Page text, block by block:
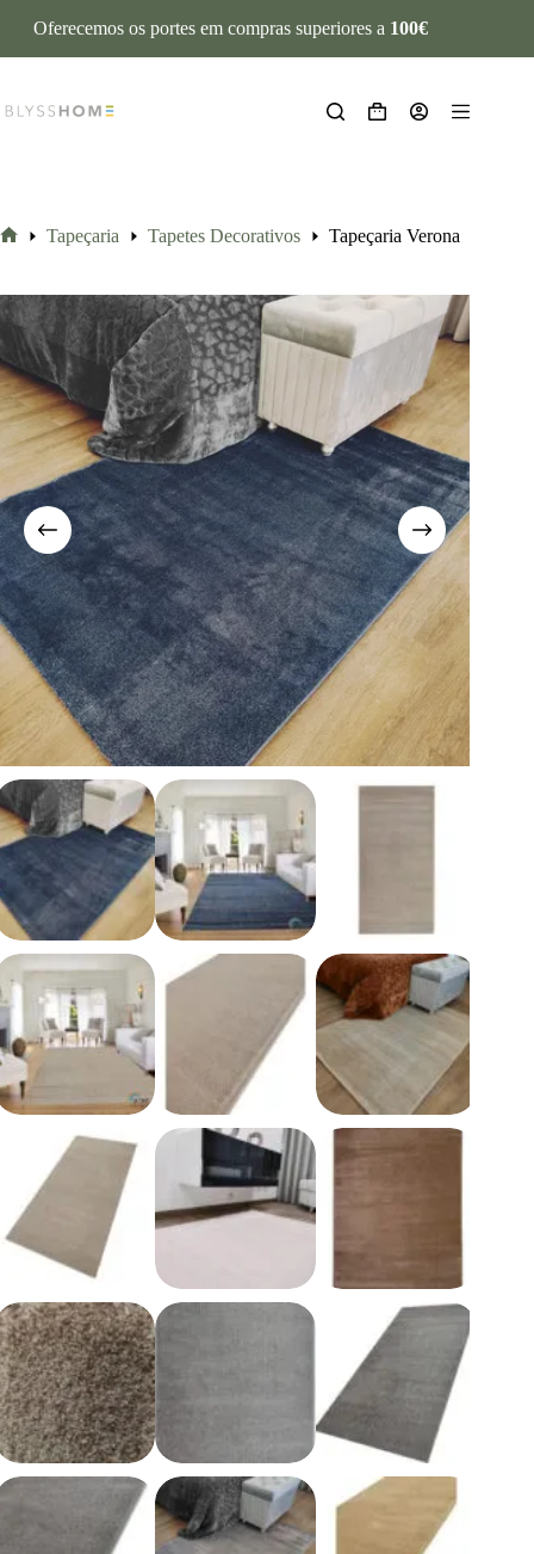
Oferecemos os portes em compras superiores a 100€
Tapeçaria Tapetes Decorativos Tapeçaria Verona